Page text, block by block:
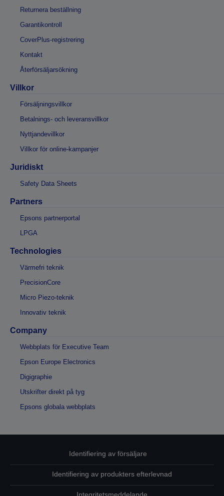
Returnera beställning
Garantikontroll
CoverPlus-registrering
Kontakt
Återförsäljarsökning
Villkor
Försäljningsvillkor
Betalnings- och leveransvillkor
Nyttjandevillkor
Villkor för online-kampanjer
Juridiskt
Safety Data Sheets
Partners
Epsons partnerportal
LPGA
Technologies
Värmefri teknik
PrecisionCore
Micro Piezo-teknik
Innovativ teknik
Company
Webbplats för Executive Team
Epson Europe Electronics
Digigraphie
Utskrifter direkt på tyg
Epsons globala webbplats
Identifiering av försäljare
Identifiering av produkters efterlevnad